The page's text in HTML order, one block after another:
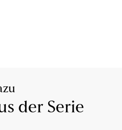
der Serie